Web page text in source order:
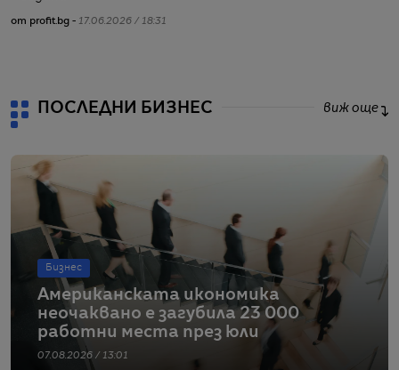
от profit.bg - 17.06.2026 / 18:31
ПОСЛЕДНИ БИЗНЕС виж още
Бизнес
Американската икономика
неочаквано е загубила 23 000
работни места през юли
07.08.2026 / 13:01